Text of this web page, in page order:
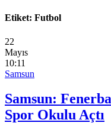
Etiket: Futbol
22
Mayıs
10:11
Samsun
Samsun:
Spor Okulu Açtı